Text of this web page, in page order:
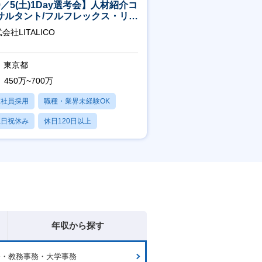
5(土)1Day選考会】人材紹介コ
ルタント/フルフレックス・リモ
/育休最長6年取得可
会社LITALICO
東京都
450万~700万
員採用 職種・業界未経験OK
祝休み 休日120日以上
・育休あり
年収から探す
教務事務・大学事務